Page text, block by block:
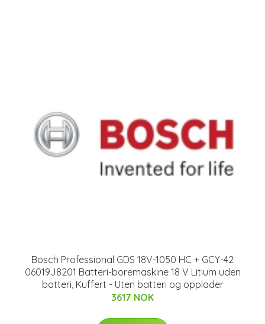
Bosch Professional GDS 18V-1050 HC + GCY-42
06019J8201 Batteri-boremaskine 18 V Litium uden
batteri, Kuffert - Uten batteri og opplader
3617 NOK